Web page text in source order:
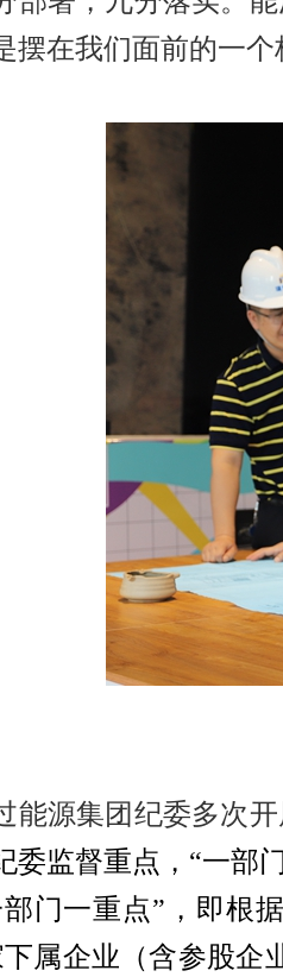
摆在我们面前的一个
能源集团纪委多次
委监督重点， “一部门
部门一重点”， 即根据
下属企业（含参股企